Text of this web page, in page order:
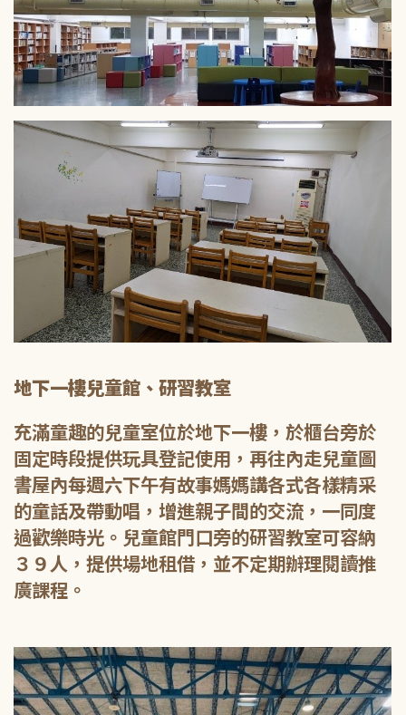
地下一樓兒童館、研習教室
充滿童趣的兒童室位於地下一樓，於櫃台旁於
固定時段提供玩具登記使用，再往內走兒童圖
書屋內每週六下午有故事媽媽講各式各樣精采
的童話及帶動唱，增進親子間的交流，一同度
過歡樂時光。兒童館門口旁的研習教室可容納
３９人，提供場地租借，並不定期辦理閱讀推
廣課程。